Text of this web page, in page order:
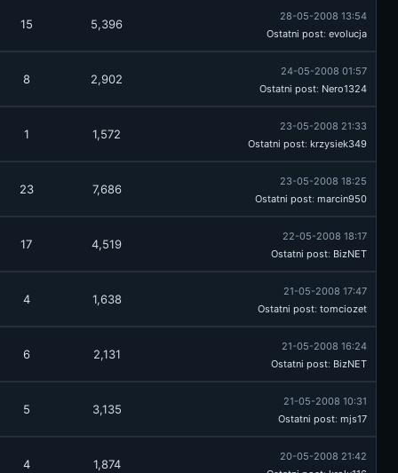
15 5,396
28-05-2008 13:54
Ostatni post: evolucja
8 2,902
24-05-2008 01:57
Ostatni post: Nero1324
1 1,572
23-05-2008 21:33
Ostatni post: krzysiek349
23 7,686
23-05-2008 18:25
Ostatni post: marcin950
17 4,519
22-05-2008 18:17
Ostatni post: BizNET
4 1,638
21-05-2008 17:47
Ostatni post: tomciozet
6 2,131
21-05-2008 16:24
Ostatni post: BizNET
5 3,135
21-05-2008 10:31
Ostatni post: mjs17
4 1,874
20-05-2008 21:42